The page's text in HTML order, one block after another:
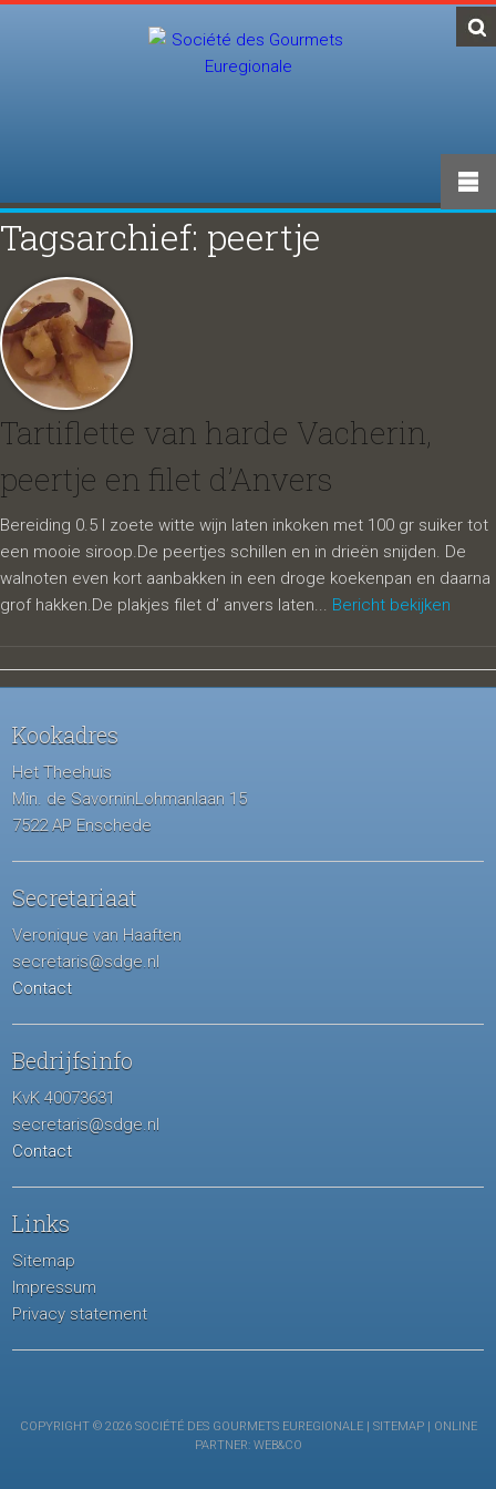
Tagsarchief: peertje
Tartiflette van harde Vacherin,
peertje en filet d’Anvers
Bereiding 0.5 l zoete witte wijn laten inkoken met 100 gr suiker tot
een mooie siroop.De peertjes schillen en in drieën snijden. De
walnoten even kort aanbakken in een droge koekenpan en daarna
grof hakken.De plakjes filet d’ anvers laten... Bericht bekijken
Kookadres
Het Theehuis
Min. de SavorninLohmanlaan 15
7522 AP Enschede
Secretariaat
Veronique van Haaften
secretaris@sdge.nl
Contact
Bedrijfsinfo
KvK 40073631
secretaris@sdge.nl
Contact
Links
Sitemap
Impressum
Privacy statement
COPYRIGHT © 2026 SOCIÉTÉ DES GOURMETS EUREGIONALE | SITEMAP| ONLINE
PARTNER: WEB&CO